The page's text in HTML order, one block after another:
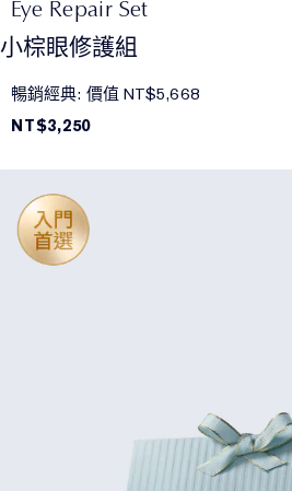
Eye Repair Set
小棕眼修護組
暢銷經典: 價值 NT$5,668
NT$3,250